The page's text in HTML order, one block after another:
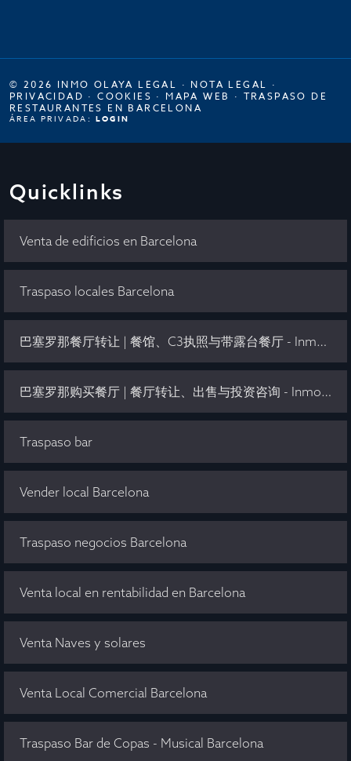
© 2026 INMO OLAYA LEGAL · NOTA LEGAL ·
PRIVACIDAD ·COOKIES · MAPA WEB · TRASPASO DE
RESTAURANTES EN BARCELONA
ÁREA PRIVADA: LOGIN
Quicklinks
Venta de edificios en Barcelona
Traspaso locales Barcelona
巴塞罗那餐厅转让 | 餐馆、C3执照与带露台餐厅 - Inmo Olaya
巴塞罗那购买餐厅 | 餐厅转让、出售与投资咨询 - Inmo Olaya
Traspaso bar
Vender local Barcelona
Traspaso negocios Barcelona
Venta local en rentabilidad en Barcelona
Venta Naves y solares
Venta Local Comercial Barcelona
Traspaso Bar de Copas - Musical Barcelona